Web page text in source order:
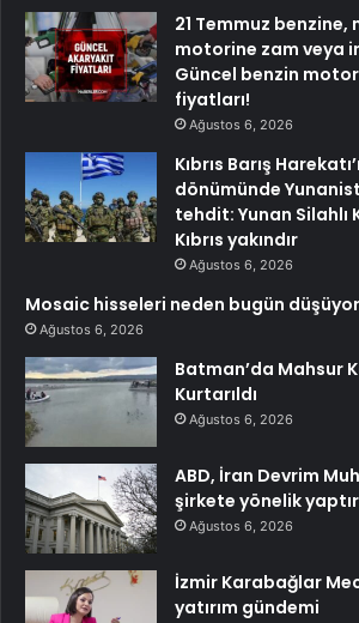
21 Temmuz benzine,
motorine zam veya
Güncel benzin
fiyatları!
Ağustos 6, 2026
Kıbrıs Barış
dönümünde
tehdit: Yunan Silahlı
Kıbrıs yakındır
Ağustos 6, 2026
Mosaic hisseleri neden bugün
Ağustos 6, 2026
Batman’da Mahsur
Kurtarıldı
Ağustos 6, 2026
ABD, İran Devrim
şirkete yönelik
Ağustos 6, 2026
İzmir Karabağlar
yatırım gündemi